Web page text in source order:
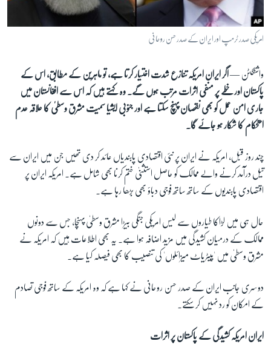
آرٹ
آزادیٔ صحافت
صحت
دلچسپ و عجیب
ویڈیوز
اسپیشل کوریج
اداریہ
Learning English
FOLLOW US
زبان
امریکی صدر ٹرمپ اور ایران کے صدر حسن روحانی
واشنگٹن —اگر ایران امریکہ تنازع شدت اختیار کرتا ہے، تو ماہرین کے مطابق، اس کے
پاکستان اور خطے پر منفی اثرات مرتب ہوں گے۔ وہ کہتے ہیں کہ اس سے افغانستان میں
جاری امن عمل کو بھی نقصان پہنچ سکتا ہے اور جنوبی ایشیا سمیت مشرق وسطیٰ کا علاقہ عدم
استحکام کا شکار ہو جائے گا۔
چند روز قبل، امریکہ نے ایران پر نئی اقتصادی پابندیاں عائد کر دی تھیں جن میں ایران سے
تیل درآمد کرنے والے ممالک کو حاصل استثنیٰ ختم کرنا بھی شامل ہے۔ امریکہ ایران پر
اقتصادی پابندیوں کے ساتھ ساتھ فوجی دباؤ بھی بڑھا رہا ہے۔
حال ہی میں لڑاکا طیاروں سے لیس امریکی جنگی بیڑا مشرق وسطیٰ پہنچا، جس سے دونوں
ممالک کے درمیان کشیدگی میں مزید اضافہ ہوا ہے۔ یہ بھی اطلاعات ہیں کہ امریکہ نے
مشرق وسطیٰ میں 'پیٹریاٹ میزائلوں' کی تنصیب کا بھی فیصلہ کیا ہے۔
دوسری جانب ایران کے صدر حسن روحانی نے کہا ہے کہ وہ امریکہ کے ساتھ فوجی تصادم
کے امکان کو رد نہیں کر سکتے۔
ایران امریکہ کشیدگی کے پاکستان پر اثرات